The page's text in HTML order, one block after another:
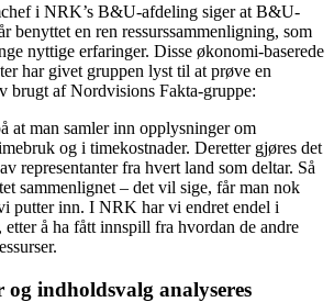
i NRK’s B&U-afdeling siger at B&U-
benyttet en ren ressurssammenligning, som
nyttige erfaringer. Disse økonomi-baserede
har givet gruppen lyst til at prøve en
brugt af Nordvisions Fakta-gruppe:
at man samler inn opplysninger om
og i timekostnader. Deretter gjøres det
representanter fra hvert land som deltar. Så
sammenlignet – det vil sige, får man nok
putter inn. I NRK har vi endret endel i
etter å ha fått innspill fra hvordan de andre
og indholdsvalg analyseres